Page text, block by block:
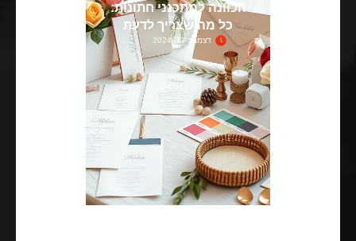
הכוונה למתכנני חתונות:
כל מה שצריך לדעת
דצמבר 17, 2024